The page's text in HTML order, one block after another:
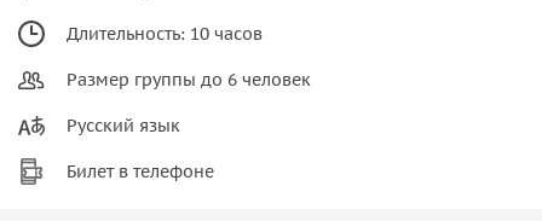
Длительность: 10 часов
Размер группы до 6 человек
Русский язык
Билет в телефоне